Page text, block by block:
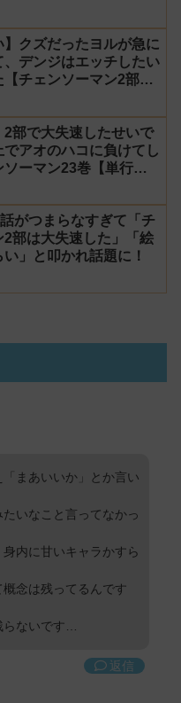
】クズだったヨルが急に
、デンジはエッチしたい
【チェンソーマン2部
2部で大失速したせいで
アオのハコに負けてし
ソーマン23巻【単行
話がつまらなすぎて「チ
2部は大失速した」「絵
」と叩かれ話題に！
まあいいか」とか言い
いなこと言ってなかっ
内に甘いキャラかすら
念は残ってるんです
ないです…
返信